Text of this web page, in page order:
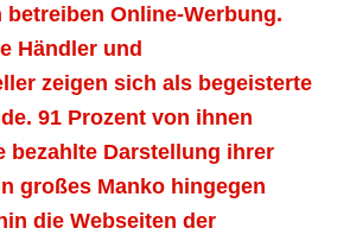
betreiben Online-Werbung.
Händler und
zeigen sich als begeisterte
91 Prozent von ihnen
bezahlte Darstellung ihrer
großes Manko hingegen
die Webseiten der